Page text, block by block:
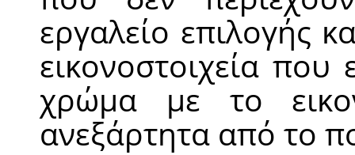
εργαλείο επιλογής
εικονοστοιχεία
χρώμα με το
ανεξάρτητα από το